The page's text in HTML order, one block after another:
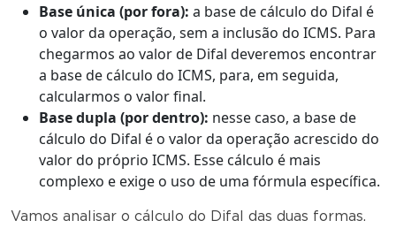
Base única (por fora): a base de cálculo do Difal é
o valor da operação, sem a inclusão do ICMS. Para
chegarmos ao valor de Difal deveremos encontrar
a base de cálculo do ICMS, para, em seguida,
calcularmos o valor final.
Base dupla (por dentro): nesse caso, a base de
cálculo do Difal é o valor da operação acrescido do
valor do próprio ICMS. Esse cálculo é mais
complexo e exige o uso de uma fórmula específica.
Vamos analisar o cálculo do Difal das duas formas.